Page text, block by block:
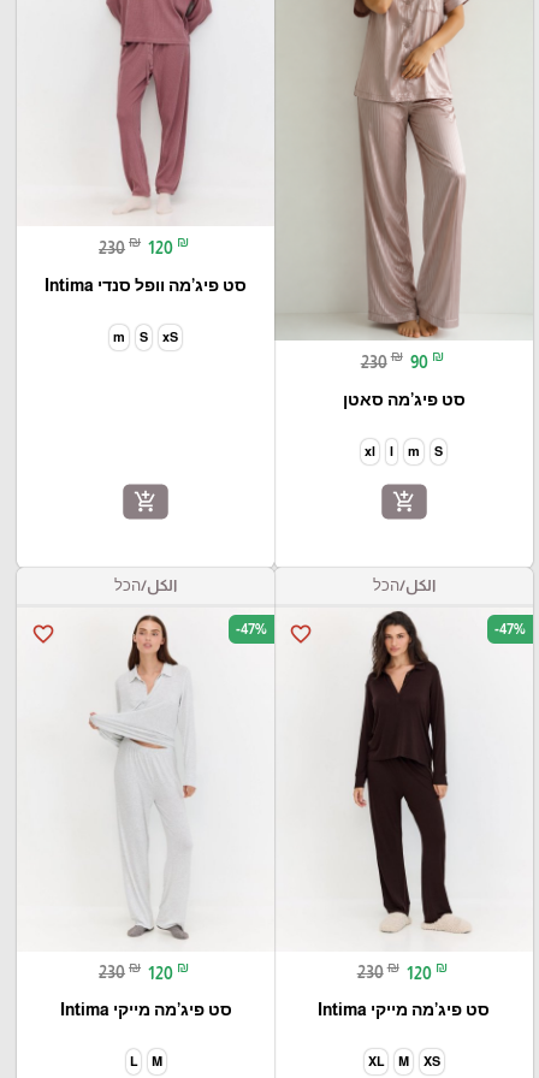
230 ₪ 90 ₪
סט פיג’מה סאטן
S
m
l
xl
add_shopping_cart
230 ₪ 120 ₪
סט פיג’מה וופל סנדי Intima
xS
S
m
add_shopping_cart
الكل/הכל
favorite_border -47%
230 ₪ 120 ₪
סט פיג’מה מייקי Intima
XS
M
XL
الكل/הכל
favorite_border -47%
230 ₪ 120 ₪
סט פיג’מה מייקי Intima
M
L